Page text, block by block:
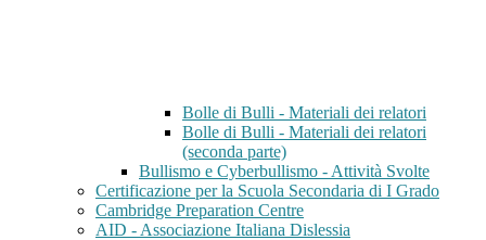
Bolle di Bulli - Materiali dei relatori
Bolle di Bulli - Materiali dei relatori
(seconda parte)
Bullismo e Cyberbullismo - Attività Svolte
Certificazione per la Scuola Secondaria di I Grado
Cambridge Preparation Centre
AID - Associazione Italiana Dislessia